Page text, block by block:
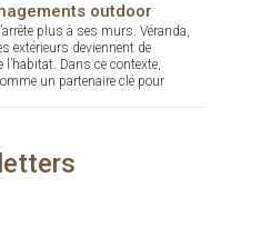
outdoor
plus à ses murs. Véranda,
extérieurs deviennent de
Dans ce contexte,
un partenaire clé pour